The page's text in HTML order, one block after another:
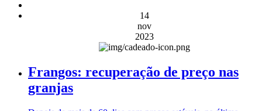
14
nov
2023
Frangos: recuperação de preço nas
granjas